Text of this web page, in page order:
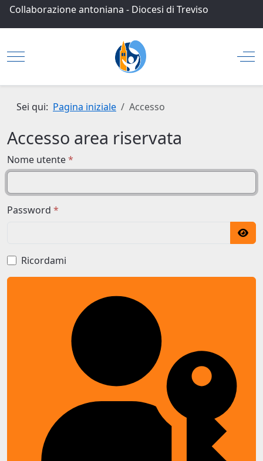
Collaborazione antoniana - Diocesi di Treviso
Mobile Menu Toggle
Sei qui: Pagina iniziale Accesso
Accesso area riservata
Nome utente*
Password *
Ricordami